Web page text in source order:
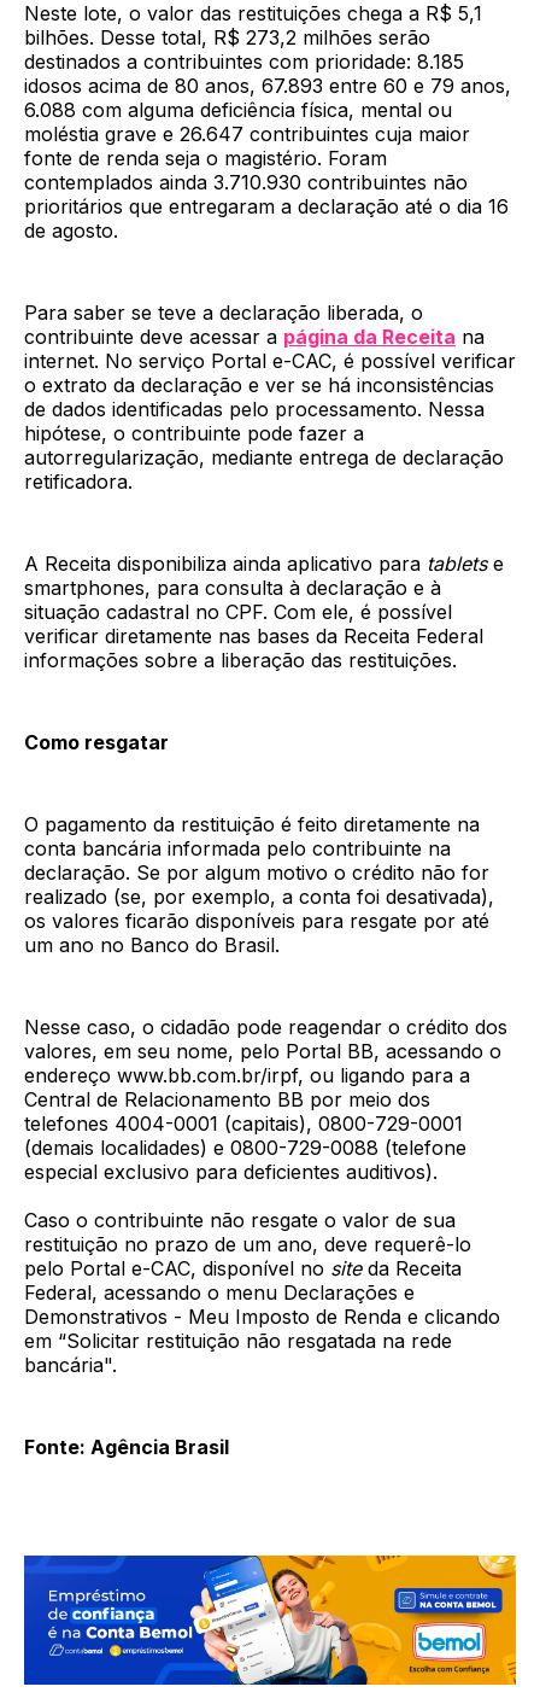
Neste lote, o valor das restituições chega a R$ 5,1
bilhões. Desse total, R$ 273,2 milhões serão
destinados a contribuintes com prioridade: 8.185
idosos acima de 80 anos, 67.893 entre 60 e 79 anos,
6.088 com alguma deficiência física, mental ou
moléstia grave e 26.647 contribuintes cuja maior
fonte de renda seja o magistério. Foram
contemplados ainda 3.710.930 contribuintes não
prioritários que entregaram a declaração até o dia 16
de agosto.
Para saber se teve a declaração liberada, o
contribuinte deve acessar a página da Receita na
internet. No serviço Portal e-CAC, é possível verificar
o extrato da declaração e ver se há inconsistências
de dados identificadas pelo processamento. Nessa
hipótese, o contribuinte pode fazer a
autorregularização, mediante entrega de declaração
retificadora.
A Receita disponibiliza ainda aplicativo para tabletse
smartphones, para consulta à declaração e à
situação cadastral no CPF. Com ele, é possível
verificar diretamente nas bases da Receita Federal
informações sobre a liberação das restituições.
Como resgatar
O pagamento da restituição é feito diretamente na
conta bancária informada pelo contribuinte na
declaração. Se por algum motivo o crédito não for
realizado (se, por exemplo, a conta foi desativada),
os valores ficarão disponíveis para resgate por até
um ano no Banco do Brasil.
Nesse caso, o cidadão pode reagendar o crédito dos
valores, em seu nome, pelo Portal BB, acessando o
endereço www.bb.com.br/irpf, ou ligando para a
Central de Relacionamento BB por meio dos
telefones 4004-0001 (capitais), 0800-729-0001
(demais localidades) e 0800-729-0088 (telefone
especial exclusivo para deficientes auditivos).
Caso o contribuinte não resgate o valor de sua
restituição no prazo de um ano, deve requerê-lo
pelo Portal e-CAC, disponível no siteda Receita
Federal, acessando o menu Declarações e
Demonstrativos - Meu Imposto de Renda e clicando
em “Solicitar restituição não resgatada na rede
bancária".
Fonte: Agência Brasil